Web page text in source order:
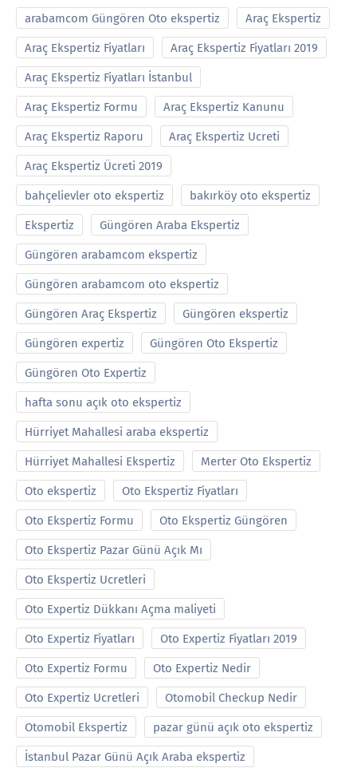
arabamcom Güngören Oto ekspertiz Araç Ekspertiz
Araç Ekspertiz Fiyatları Araç Ekspertiz Fiyatları 2019
Araç Ekspertiz Fiyatları İstanbul
Araç Ekspertiz Formu Araç Ekspertiz Kanunu
Araç Ekspertiz Raporu Araç Ekspertiz Ucreti
Araç Ekspertiz Ücreti 2019
bahçelievler oto ekspertiz bakırköy oto ekspertiz
Ekspertiz Güngören Araba Ekspertiz
Güngören arabamcom ekspertiz
Güngören arabamcom oto ekspertiz
Güngören Araç Ekspertiz Güngören ekspertiz
Güngören expertiz Güngören Oto Ekspertiz
Güngören Oto Expertiz
hafta sonu açık oto ekspertiz
Hürriyet Mahallesi araba ekspertiz
Hürriyet Mahallesi Ekspertiz Merter Oto Ekspertiz
Oto ekspertiz Oto Ekspertiz Fiyatları
Oto Ekspertiz Formu Oto Ekspertiz Güngören
Oto Ekspertiz Pazar Günü Açık Mı
Oto Ekspertiz Ucretleri
Oto Expertiz Dükkanı Açma maliyeti
Oto Expertiz Fiyatları Oto Expertiz Fiyatları 2019
Oto Expertiz Formu Oto Expertiz Nedir
Oto Expertiz Ucretleri Otomobil Checkup Nedir
Otomobil Ekspertiz pazar günü açık oto ekspertiz
İstanbul Pazar Günü Açık Araba ekspertiz